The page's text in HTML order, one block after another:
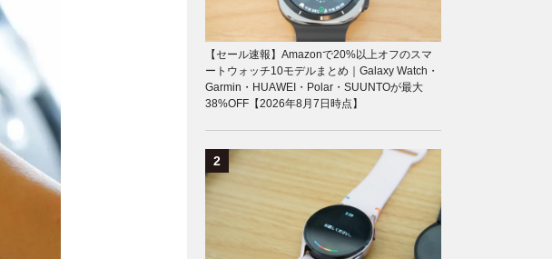
【セール速報】Amazonで20%以上オフのスマ
ートウォッチ10モデルまとめ｜Galaxy Watch・
Garmin・HUAWEI・Polar・SUUNTOが最大
38%OFF【2026年8月7日時点】